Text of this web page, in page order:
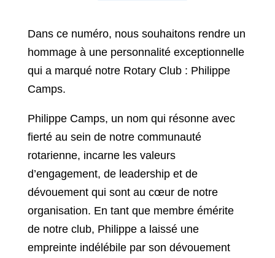
Dans ce numéro, nous souhaitons rendre un
hommage à une personnalité exceptionnelle
qui a marqué notre Rotary Club : Philippe
Camps.
Philippe Camps, un nom qui résonne avec
fierté au sein de notre communauté
rotarienne, incarne les valeurs
d’engagement, de leadership et de
dévouement qui sont au cœur de notre
organisation. En tant que membre émérite
de notre club, Philippe a laissé une
empreinte indélébile par son dévouement